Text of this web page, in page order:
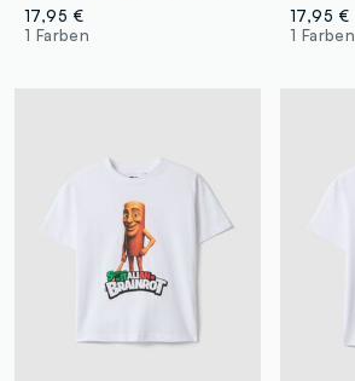
17,95 €
1 Farben
17,95 €
1 Farben